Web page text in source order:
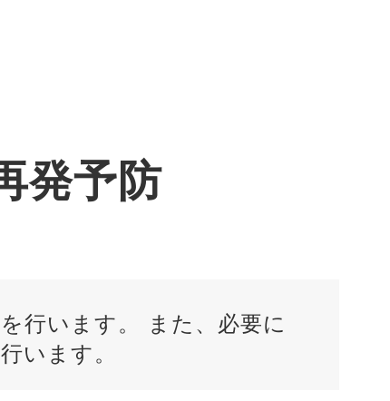
発予防
行います。 また、必要に
います。